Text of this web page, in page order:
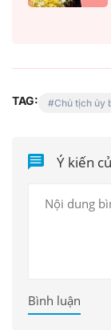
TAG: Chủ tịch ủy
Ý kiến
Bình luận